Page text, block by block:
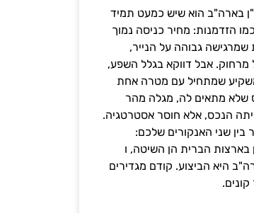
בארה"ב הוא שיש כמעט תמיד
הזדמנות: מחיר כניסה נמוך
שמרגישה גבוהה על הנייר,
מרחוק. אבל דווקא בגלל השפע,
שמתחיל עם מטרה אחת
שלא מתאים לה, מגלה מהר
הנכס, אלא חוסר אסטרטגיה.
בין שני האנקורים שלכם:
בארצות הברית הן השיטה, ו
היא הביצוע. קודם מגדירים